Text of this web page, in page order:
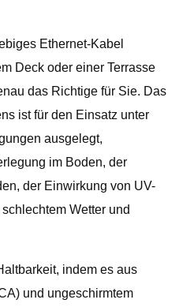
Ethernet-Kabel
Deck oder einer Terrasse
das Richtige für Sie. Das
ist für den Einsatz unter
ausgelegt,
im Boden, der
der Einwirkung von UV-
Wetter und
indem es aus
und ungeschirmtem